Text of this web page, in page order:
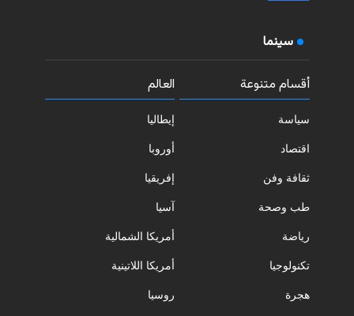
سينما
أقسام متنوعة
سياسة
اقتصاد
ثقافة وفن
طب وصحة
رياضة
تكنولوجيا
هجرة
العالم
إيطاليا
أوروبا
إفريقيا
آسيا
أمريكا الشمالية
أمريكا اللاتينية
روسيا